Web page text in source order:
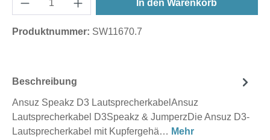
In den Warenkorb
Produktnummer: SW11670.7
Beschreibung
Ansuz Speakz D3 LautsprecherkabelAnsuz
Lautsprecherkabel D3Speakz & JumperzDie Ansuz D3-
Lautsprecherkabel mit Kupfergehä… Mehr